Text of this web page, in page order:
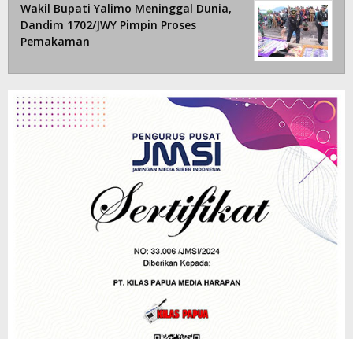
Wakil Bupati Yalimo Meninggal Dunia,
Dandim 1702/JWY Pimpin Proses
Pemakaman